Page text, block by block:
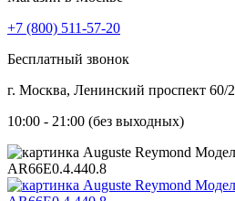
+7 (800) 511-57-20
Бесплатный звонок
г. Москва, Ленинский проспект 60/2
10:00 - 21:00 (без выходных)